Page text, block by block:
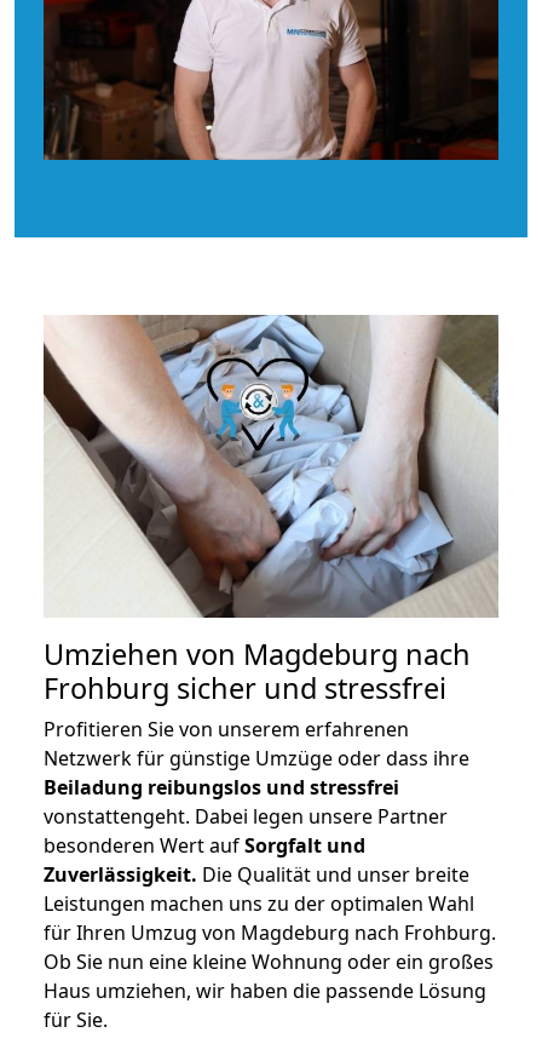
Umziehen von Magdeburg nach
Frohburg sicher und stressfrei
Profitieren Sie von unserem erfahrenen
Netzwerk für günstige Umzüge oder dass ihre
Beiladung reibungslos und stressfrei
vonstattengeht. Dabei legen unsere Partner
besonderen Wert aufSorgfalt und
Zuverlässigkeit. Die Qualität und unser breite
Leistungen machen uns zu der optimalen Wahl
für Ihren Umzug von Magdeburg nach Frohburg.
Ob Sie nun eine kleine Wohnung oder ein großes
Haus umziehen, wir haben die passende Lösung
für Sie.